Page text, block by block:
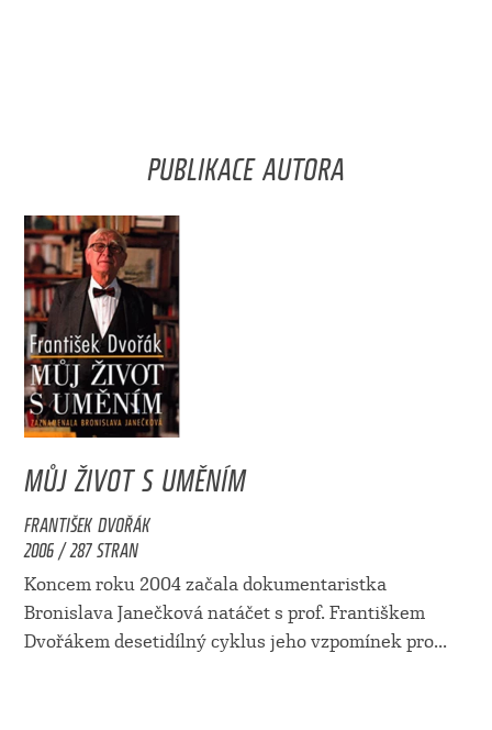
PUBLIKACE AUTORA
MŮJ ŽIVOT S UMĚNÍM
FRANTIŠEK DVOŘÁK
2006 / 287 STRAN
Koncem roku 2004 začala dokumentaristka
Bronislava Janečková natáčet s prof. Františkem
Dvořákem desetidílný cyklus jeho vzpomínek pro...